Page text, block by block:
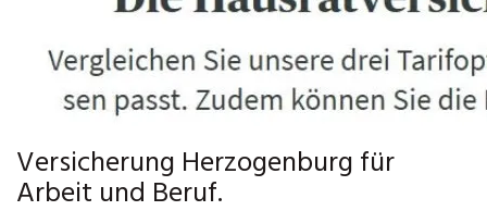
Versicherung Herzogenburg für
Arbeit und Beruf.